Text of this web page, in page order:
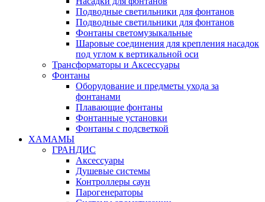
Подводные светильники для фонтанов
Подводные светильники для фонтанов
Фонтаны светомузыкальные
Шаровые соединения для крепления насадок
под углом к вертикальной оси
Трансформаторы и Аксессуары
Фонтаны
Оборудование и предметы ухода за
фонтанами
Плавающие фонтаны
Фонтанные установки
Фонтаны с подсветкой
ХАМАМЫ
ГРАНДИС
Аксессуары
Душевые системы
Контроллеры саун
Парогенераторы